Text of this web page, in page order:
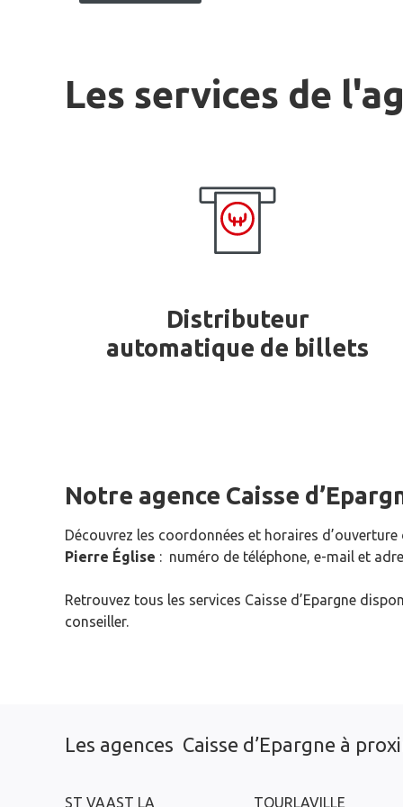
Les services de
Distributeur
automatique de billets
Notre agence Caisse
Découvrez les coordonnées et horaires d’ouverture
Pierre Église : numéro de téléphone, e-mail et
Retrouvez tous les services Caisse d’Epargne
conseiller.
Les agences Caisse d’Epargne à
ST VAAST LA TOURLAVILLE